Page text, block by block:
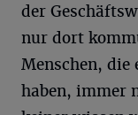
der
nur dort
Menschen, die
haben, immer